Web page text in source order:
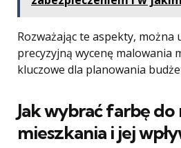
Rozważając te aspekty, można
precyzyjną wycenę malowania
kluczowe dla planowania
Jak wybrać farbę do
mieszkania i jej